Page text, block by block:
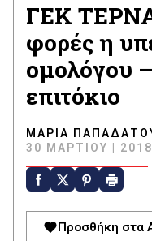
ΓΕΚ
φορές η
ομολόγου
επιτόκιο
ΜΑΡΊΑ
30 ΜΑΡΤΊΟΥ |
Προσθήκη στα